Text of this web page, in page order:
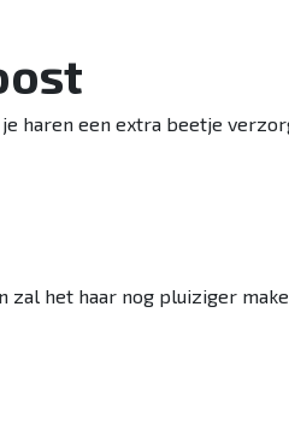
haren een extra beetje
het haar nog pluiziger